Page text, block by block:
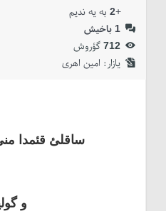
+
2به یه ندیم
1 باخیش
712گؤروش
یازار:‌ امین اهری
ساقلئ قئمدا
و